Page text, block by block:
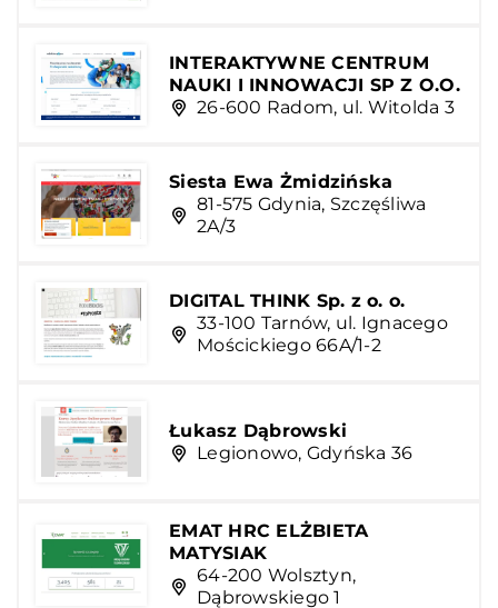
INTERAKTYWNE CENTRUM
NAUKI I INNOWACJI SP Z O.O.
26-600 Radom, ul. Witolda 3
Siesta Ewa Żmidzińska
81-575 Gdynia, Szczęśliwa
2A/3
DIGITAL THINK Sp. z o. o.
33-100 Tarnów, ul. Ignacego
Mościckiego 66A/1-2
Łukasz Dąbrowski
Legionowo, Gdyńska 36
EMAT HRC ELŻBIETA
MATYSIAK
64-200 Wolsztyn,
Dąbrowskiego 1